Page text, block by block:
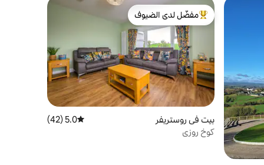
من أبرز البيوت المفضّلة لدى الضيوف
مفضّل لدى الضيوف
بيت في روستريفر متوسط التقييم 5.0 من 5، 42 مراجعات
5.0 (42)
كوخ روزي